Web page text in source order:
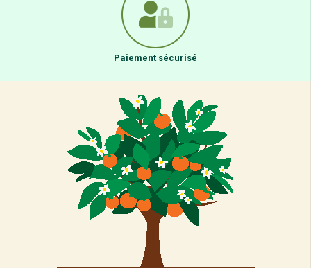
Paiement sécurisé